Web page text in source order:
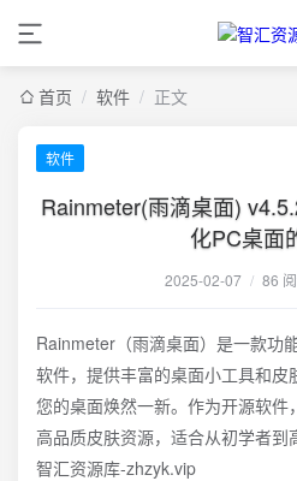
首页 / 软件 / 正文
软件
Rainmeter(雨滴桌面)
化PC桌面
2025-02-07 / 86
Rainmeter（雨滴桌面）是一款功
软件，提供丰富的桌面小工具和皮
您的桌面焕然一新。作为开源软件
高品质皮肤资源，适合从初学者
智汇资源库-zhzyk.vip